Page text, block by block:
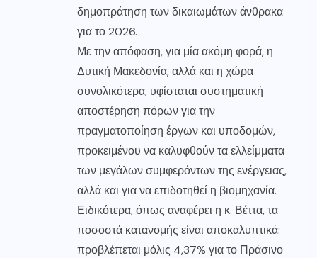
δημοπράτηση των δικαιωμάτων άνθρακα
για το 2026.
Με την απόφαση, για μία ακόμη φορά, η
Δυτική Μακεδονία, αλλά και η χώρα
συνολικότερα, υφίσταται συστηματική
αποστέρηση πόρων για την
πραγματοποίηση έργων και υποδομών,
προκειμένου να καλυφθούν τα ελλείμματα
των μεγάλων συμφερόντων της ενέργειας,
αλλά και για να επιδοτηθεί η βιομηχανία.
Ειδικότερα, όπως αναφέρει η κ. Βέττα, τα
ποσοστά κατανομής είναι αποκαλυπτικά:
προβλέπεται μόλις 4,37% για το Πράσινο